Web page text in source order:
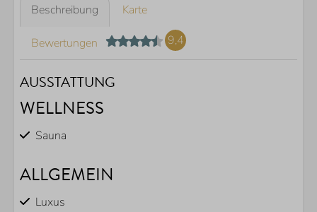
Beschreibung Karte
Bewertungen 9,4
AUSSTATTUNG
WELLNESS
Sauna
ALLGEMEIN
Luxus